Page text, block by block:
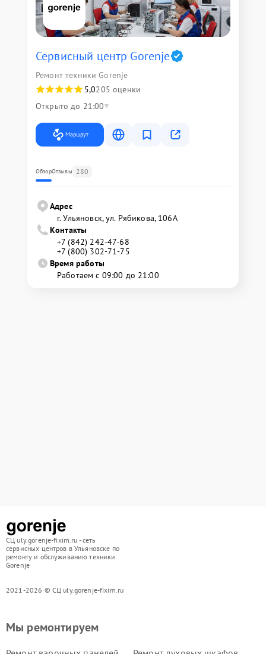
Сервисный центр Gorenje
Ремонт техники Gorenje
5,0205 оценки
Открыто до 21:00
Маршрут
ОбзорОтзывы 280
Адрес
г. Ульяновск, ул. Рябикова, 106А
Контакты
+7 (842) 242-47-68
+7 (800) 302-71-75
Время работы
Работаем с 09:00 до 21:00
СЦ uly.gorenje-fixim.ru - сеть
сервисных центров в Ульяновске по
ремонту и обслуживанию техники
Gorenje
2021-2026 © СЦ uly.gorenje-fixim.ru
Мы ремонтируем